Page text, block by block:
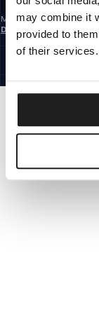
may combine it
provided to
of their services.
Mit der Anmeldung
Datenschutzerklärung
©1997 - 2026